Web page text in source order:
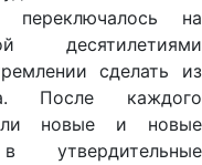
переключалось на
десятилетиями
сделать из
После каждого
новые и новые
утвердительные